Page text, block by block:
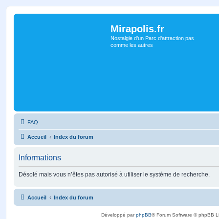
Mirapolis.fr
Nostalgie d'un Parc d'attraction pas
comme les autres
FAQ
Accueil Index du forum
Informations
Désolé mais vous n’êtes pas autorisé à utiliser le système de recherche.
Accueil Index du forum
Développé parphpBB® Forum Software © phpBB